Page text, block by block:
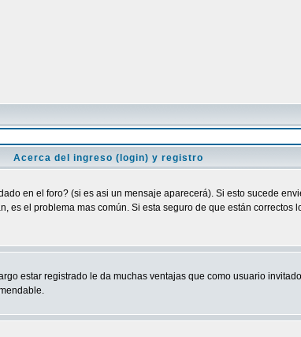
Acerca del ingreso (login) y registro
en el foro? (si es asi un mensaje aparecerá). Si esto sucede
el problema mas común. Si esta seguro de que están
estar registrado le da muchas ventajas que como usuario